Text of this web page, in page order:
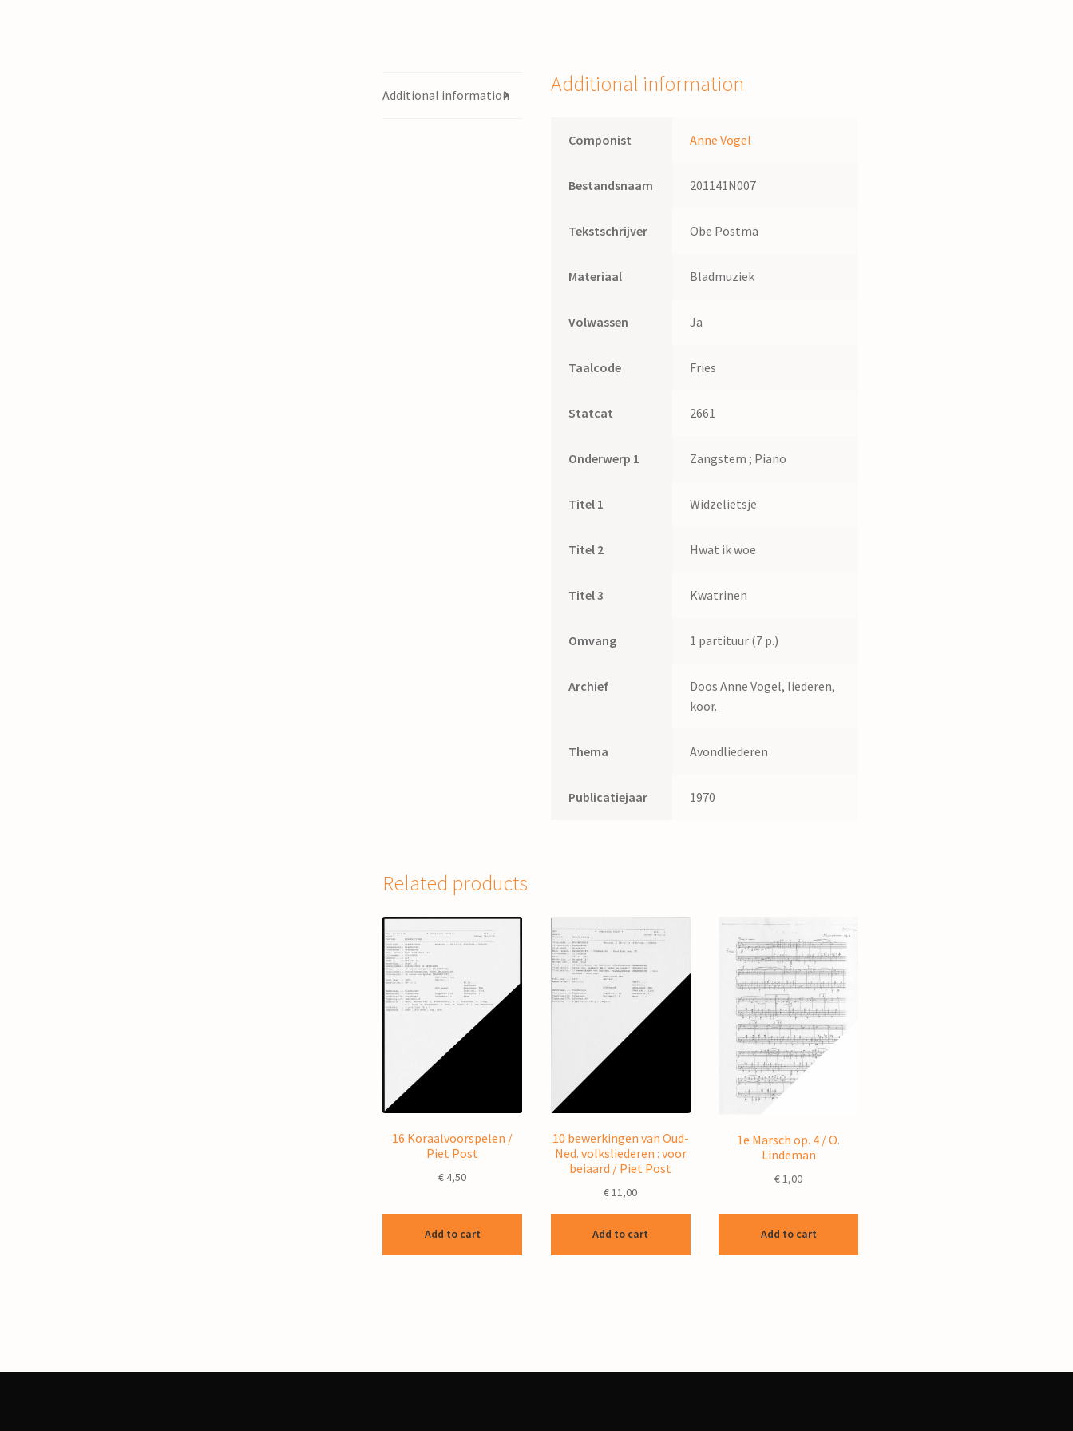
Additional information Additional information
Componist Anne Vogel
Bestandsnaam 201141N007
Tekstschrijver Obe Postma
Materiaal Bladmuziek
Volwassen Ja
Taalcode Fries
Statcat 2661
Onderwerp 1 Zangstem ; Piano
Titel 1 Widzelietsje
Titel 2 Hwat ik woe
Titel 3 Kwatrinen
Omvang 1 partituur (7 p.)
Archief
Doos Anne Vogel, liederen,
koor.
Thema Avondliederen
Publicatiejaar 1970
Related products
16 Koraalvoorspelen /
Piet Post
€4,50
Add to cart
10 bewerkingen van Oud-
Ned. volksliederen : voor
beiaard / Piet Post
€11,00
Add to cart
1e Marsch op. 4 / O.
Lindeman
€1,00
Add to cart